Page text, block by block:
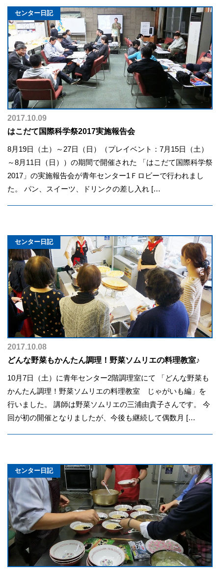
センター日記
2017.10.09
はこだて国際科学祭2017実施報告会
8月19日（土）～27日（日）（プレイベント：7月15日（土）
～8月11日（日））の期間で開催された 「はこだて国際科学祭
2017」の実施報告会が青年センター1Ｆロビーで行われまし
た。 パン、スイーツ、ドリンクの差し入れ […
センター日記
2017.10.08
どんな野菜もかんたん調理！野菜ソムリエの料理教室♪
10月7日（土）に青年センター2階調理室にて 「どんな野菜も
かんたん調理！野菜ソムリエの料理教室 じゃがいも編」を
行いました。 講師は野菜ソムリエの三浦由貴子さんです。 今
回が初の開催となりましたが、今後も継続して偶数月 […
センター日記